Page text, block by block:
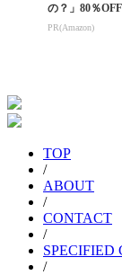
の？」80％
Amazonの本気
PR(Amazon)
TOP
/
ABOUT
/
CONTACT
/
/